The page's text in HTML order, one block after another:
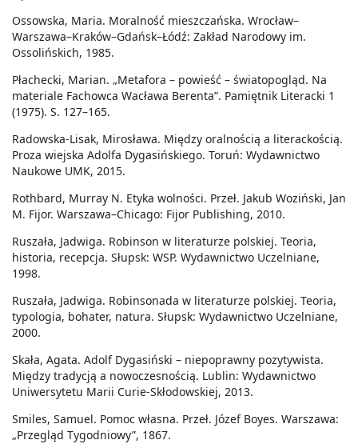
Ossowska, Maria. Moralność mieszczańska. Wrocław–
Warszawa–Kraków–Gdańsk–Łódź: Zakład Narodowy im.
Ossolińskich, 1985.
Płachecki, Marian. „Metafora – powieść – światopogląd. Na
materiale Fachowca Wacława Berenta”. Pamiętnik Literacki 1
(1975). S. 127–165.
Radowska-Lisak, Mirosława. Między oralnością a literackością.
Proza wiejska Adolfa Dygasińskiego. Toruń: Wydawnictwo
Naukowe UMK, 2015.
Rothbard, Murray N. Etyka wolności. Przeł. Jakub Woziński, Jan
M. Fijor. Warszawa–Chicago: Fijor Publishing, 2010.
Ruszała, Jadwiga. Robinson w literaturze polskiej. Teoria,
historia, recepcja. Słupsk: WSP. Wydawnictwo Uczelniane,
1998.
Ruszała, Jadwiga. Robinsonada w literaturze polskiej. Teoria,
typologia, bohater, natura. Słupsk: Wydawnictwo Uczelniane,
2000.
Skała, Agata. Adolf Dygasiński – niepoprawny pozytywista.
Między tradycją a nowoczesnością. Lublin: Wydawnictwo
Uniwersytetu Marii Curie-Skłodowskiej, 2013.
Smiles, Samuel. Pomoc własna. Przeł. Józef Boyes. Warszawa:
„Przegląd Tygodniowy”, 1867.